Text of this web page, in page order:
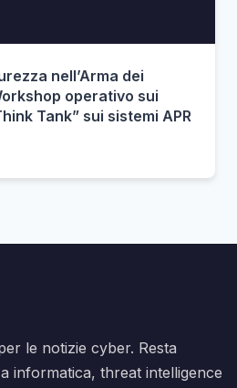
nell’Arma dei
operativo sui
Tank” sui sistemi APR
le notizie cyber. Resta
informatica, threat intelligence